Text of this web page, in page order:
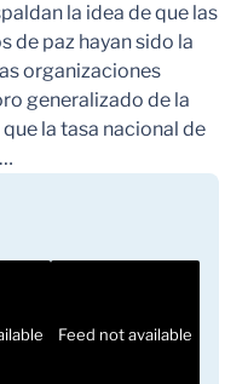
la idea de que las
de paz hayan sido la
organizaciones
generalizado de la
la tasa nacional de
Feed not available